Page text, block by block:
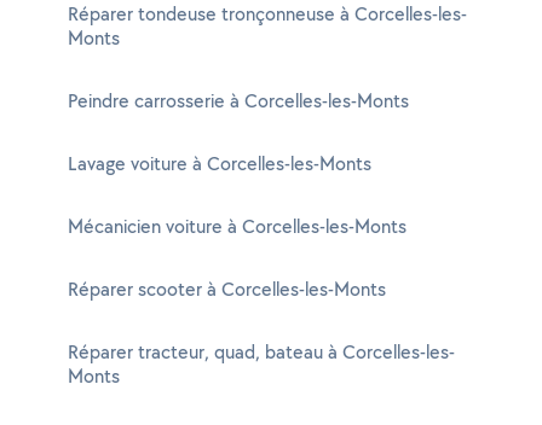
Réparer tondeuse tronçonneuse à Corcelles-les-
Monts
Peindre carrosserie à Corcelles-les-Monts
Lavage voiture à Corcelles-les-Monts
Mécanicien voiture à Corcelles-les-Monts
Réparer scooter à Corcelles-les-Monts
Réparer tracteur, quad, bateau à Corcelles-les-
Monts